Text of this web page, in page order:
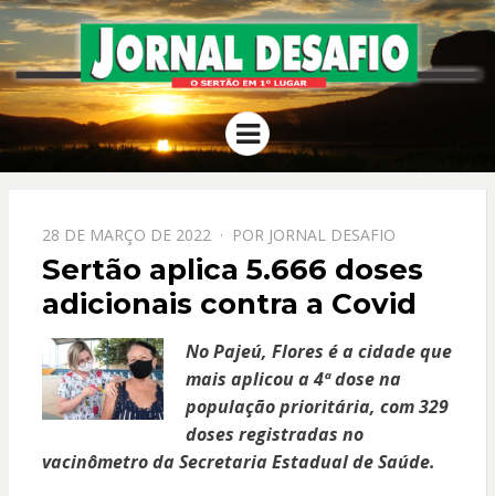
JORNAL
DESAFIO
O Sertão em 1º Lugar
Menu
PPOSTADO
EM
28 DE MARÇO DE 2022 POR JORNAL DESAFIO
Sertão aplica 5.666 doses
adicionais contra a Covid
No Pajeú, Flores é a cidade que
mais aplicou a 4ª dose na
população prioritária, com 329
doses registradas no
vacinômetro da Secretaria Estadual de Saúde.